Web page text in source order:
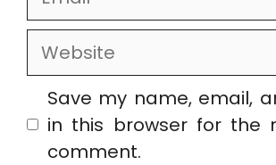
Website
Save my name, email,
in this browser for the
comment.